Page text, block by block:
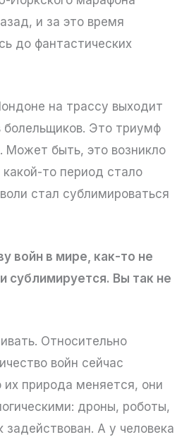
и за это время
до фантастических
на трассу выходит
болельщиков. Это триумф
Может быть, это возникло
то период стало
стал сублимироваться
войн в мире, как-то не
сублимируется. Вы так не
Относительно
войн сейчас
природа меняется, они
дроны, роботы,
задействован. А у человека